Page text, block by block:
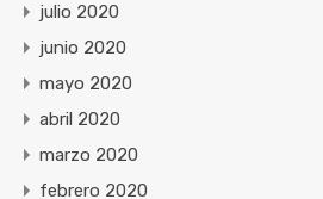
julio 2020
junio 2020
mayo 2020
abril 2020
marzo 2020
febrero 2020